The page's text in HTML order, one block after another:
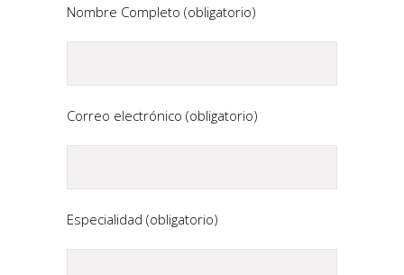
Nombre Completo (obligatorio)
Correo electrónico (obligatorio)
Especialidad (obligatorio)